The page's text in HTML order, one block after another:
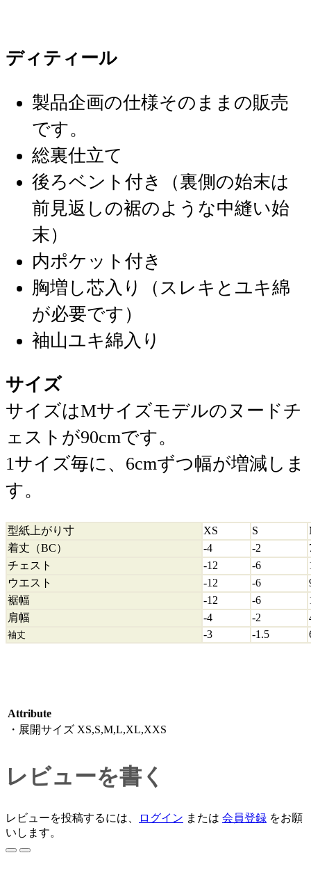
ディティール
製品企画の仕様そのままの販売
です。
総裏仕立て
後ろベント付き（裏側の始末は
前見返しの裾のような中縫い始
末）
内ポケット付き
胸増し芯入り（スレキとユキ綿
が必要です）
袖山ユキ綿入り
サイズ
サイズはMサイズモデルのヌードチ
ェストが90cmです。
1サイズ毎に、6cmずつ幅が増減しま
す。
型紙上がり寸 XS S
着丈（BC）
-4 -2
チェスト
-12 -6
ウエスト
-12 -6
裾幅
-12 -6
肩幅
-4 -2
袖丈 -3 -1.5
Attribute
・展開サイズ XS,S,M,L,XL,XXS
レビューを書く
レビューを投稿するには、 ログイン または 会員登録 をお願
いします。